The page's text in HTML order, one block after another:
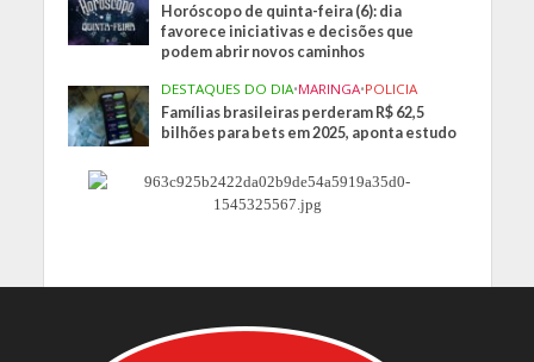
Horóscopo de quinta-feira (6): dia
favorece iniciativas e decisões que
podem abrir novos caminhos
DESTAQUES DO DIA•MARINGA•POLICIA
Famílias brasileiras perderam R$ 62,5
bilhões para bets em 2025, aponta estudo